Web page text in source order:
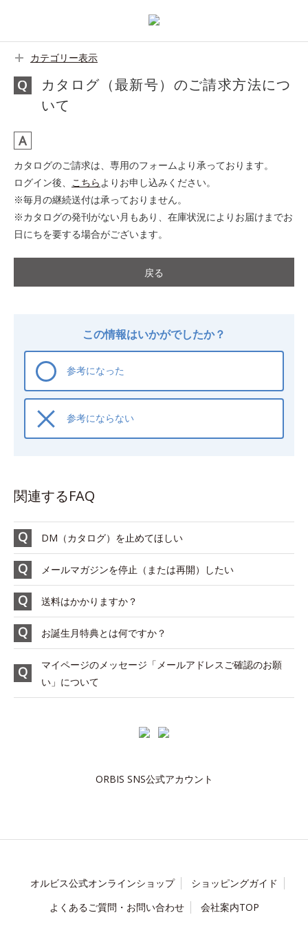
カテゴリー表示
カタログ（最新号）のご請求方法につ
いて
カタログのご請求は、専用のフォームより承っております。
ログイン後、 こちらよりお申し込みください。
※毎月の継続送付は承っておりません。
※カタログの発刊がない月もあり、在庫状況によりお届けまでお
日にちを要する場合がございます。
戻る
この情報はいかがでしたか？
参考になった
参考にならない
関連するFAQ
DM（カタログ）を止めてほしい
メールマガジンを停止（または再開）したい
送料はかかりますか？
お誕生月特典とは何ですか？
マイページのメッセージ「メールアドレスご確認のお願
い」について
ORBIS SNS公式アカウント
オルビス公式オンラインショップ
ショッピングガイド
よくあるご質問・お問い合わせ
会社案内TOP